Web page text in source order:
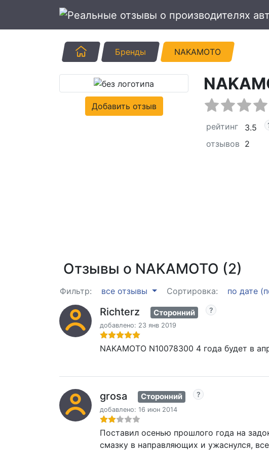
ГлавнаяБренды NAKAMOTO
Добавить отзыв
рейтинг
3.5
отзывов 2
Отзывы о NAKAMOTO (2)
Фильтр: все отзывы Сортировка: по дате
Richterz Сторонний
добавлено: 23 янв 2019
NAKAMOTO N10078300 4 года будет в
grosa Сторонний
добавлено: 16 июн 2014
Поставил осенью прошлого года на
смазку в направляющих и ужаснулся,